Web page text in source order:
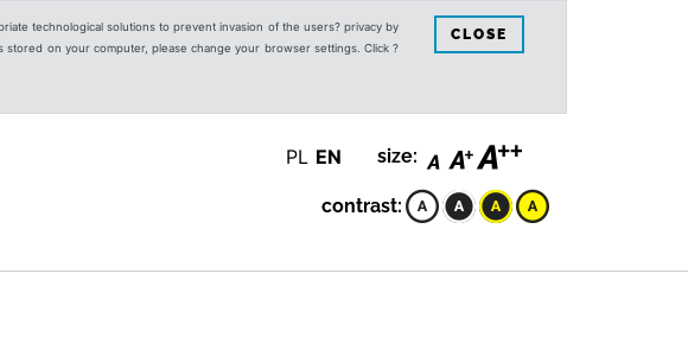
technological solutions to prevent invasion of the users? privacy by
on your computer, please change your browser settings. Click ?
CLOSE
PL EN size:
contrast: